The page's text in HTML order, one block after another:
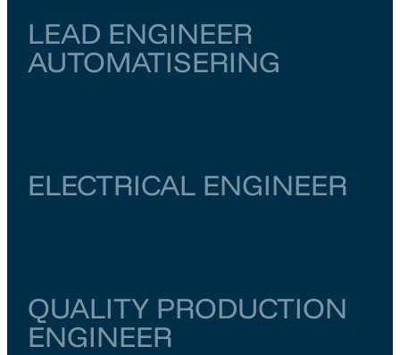
LEAD ENGINEER
AUTOMATISERING
ELECTRICAL ENGINEER
QUALITY PRODUCTION
ENGINEER